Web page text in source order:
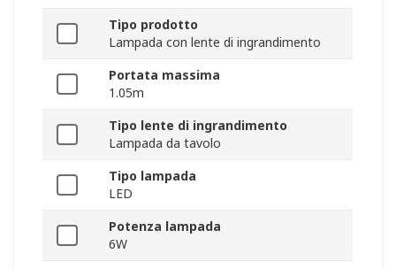
Tipo prodotto
Lampada con lente di ingrandimento
Portata massima
1.05m
Tipo lente di ingrandimento
Lampada da tavolo
Tipo lampada
LED
Potenza lampada
6W